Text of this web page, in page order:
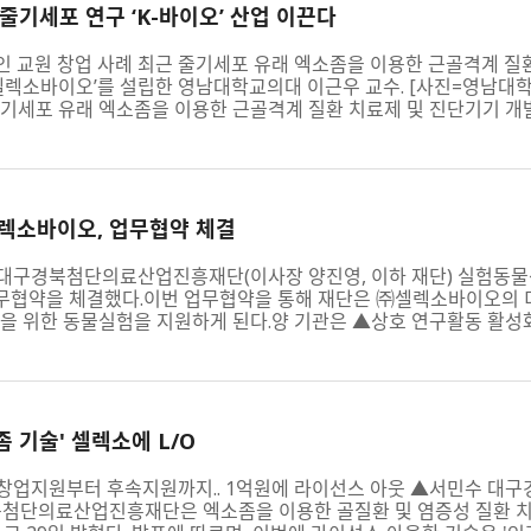
기세포 연구 ‘K-바이오’ 산업 이끈다
교원 창업 사례 최근 줄기세포 유래 엑소좀을 이용한 근골격계
소바이오’를 설립한 영남대학교의대 이근우 교수. [사진=영남대
세포 유래 엑소좀을 이용한 근골격계 질환 치료제 및 진단기기 개
소바이오, 업무협약 체결
구경북첨단의료산업진흥재단(이사장 양진영, 이하 재단) 실험동
약을 체결했다.이번 업무협약을 통해 재단은 ㈜셀렉소바이오의
위한 동물실험을 지원하게 된다.양 기관은 ▲상호 연구활동 활성
기술' 셀렉소에 L/O
업지원부터 후속지원까지.. 1억원에 라이선스 아웃 ▲서민수 대구
단의료산업진흥재단은 엑소좀을 이용한 골질환 및 염증성 질환